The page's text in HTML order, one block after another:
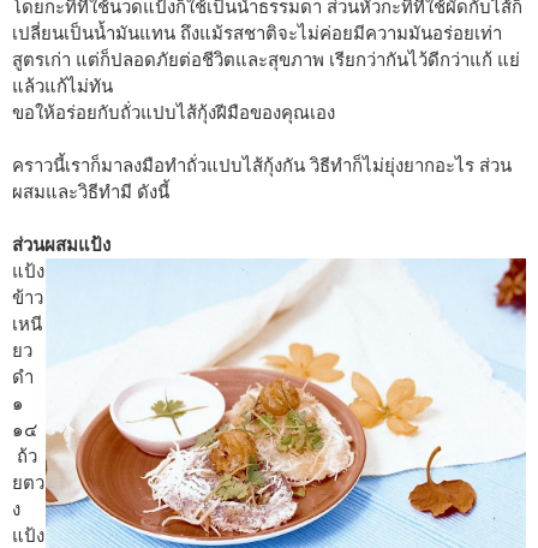
โดยกะทิที่ใช้นวดแป้งก็ใช้เป็นน้ำธรรมดา ส่วนหัวกะทิที่ใช้ผัดกับไส้ก็
เปลี่ยนเป็นน้ำมันแทน ถึงแม้รสชาติจะไม่ค่อยมีความมันอร่อยเท่า
สูตรเก่า แต่ก็ปลอดภัยต่อชีวิตและสุขภาพ เรียกว่ากันไว้ดีกว่าแก้ แย่
แล้วแก้ไม่ทัน
ขอให้อร่อยกับถั่วแปบไส้กุ้งฝีมือของคุณเอง
คราวนี้เราก็มาลงมือทำถั่วแปบไส้กุ้งกัน วิธีทำก็ไม่ยุ่งยากอะไร ส่วน
ผสมและวิธีทำมี ดังนี้
ส่วนผสมแป้ง
แป้ง
ข้าว
เหนี
ยว
ดำ
๑
๑๔
ถ้ว
ยตว
ง
แป้ง